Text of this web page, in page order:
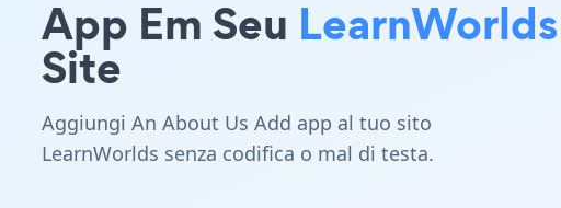
App Em Seu LearnWorlds
Site
Aggiungi An About Us Add app al tuo sito
LearnWorlds senza codifica o mal di testa.